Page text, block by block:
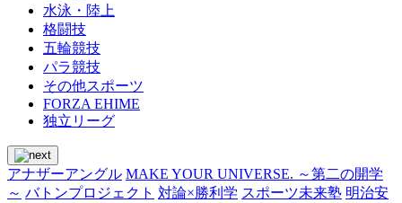
水泳・陸上
格闘技
五輪競技
パラ競技
その他スポーツ
FORZA EHIME
独立リーグ
アナザーアングル MAKE YOUR UNIVERSE. ～第二の開学
～ バトンプロジェクト 対論×勝利学 スポーツ未来塾 明治安